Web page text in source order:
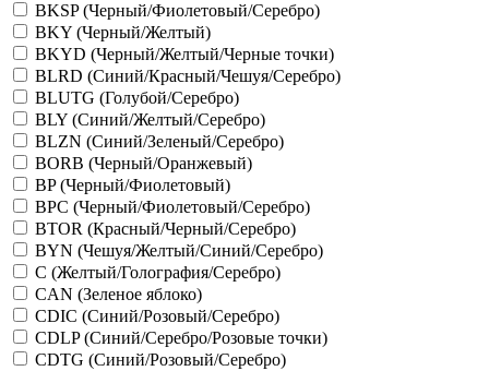
BKSP (Черный/Фиолетовый/Серебро)
BKY (Черный/Желтый)
BKYD (Черный/Желтый/Черные точки)
BLRD (Синий/Красный/Чешуя/Серебро)
BLUTG (Голубой/Серебро)
BLY (Синий/Желтый/Серебро)
BLZN (Синий/Зеленый/Серебро)
BORB (Черный/Оранжевый)
BP (Черный/Фиолетовый)
BPC (Черный/Фиолетовый/Серебро)
BTOR (Красный/Черный/Серебро)
BYN (Чешуя/Желтый/Синий/Серебро)
C (Желтый/Голография/Серебро)
CAN (Зеленое яблоко)
CDIC (Синий/Розовый/Серебро)
CDLP (Синий/Серебро/Розовые точки)
CDTG (Синий/Розовый/Серебро)